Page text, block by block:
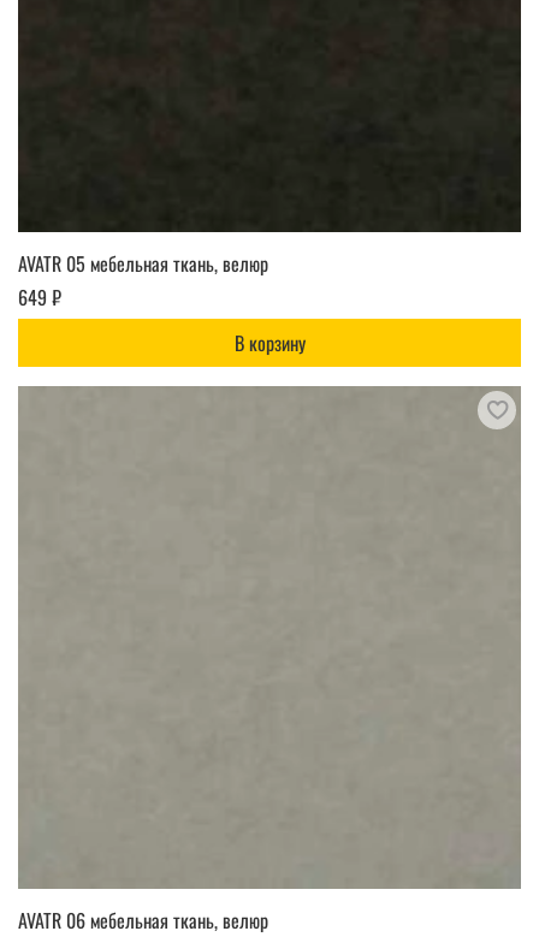
AVATR 05 мебельная ткань, велюр
649 ₽
В корзину
AVATR 06 мебельная ткань, велюр